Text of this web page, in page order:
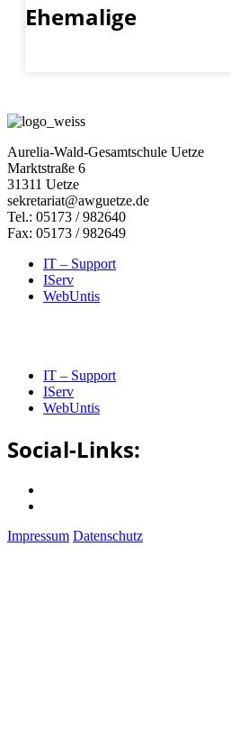
Ehemalige
Aurelia-Wald-Gesamtschule Uetze
Marktstraße 6
31311 Uetze
sekretariat@awguetze.de
Tel.: 05173 / 982640
Fax: 05173 / 982649
IT – Support
IServ
WebUntis
IT – Support
IServ
WebUntis
Social-Links:
Impressum Datenschutz